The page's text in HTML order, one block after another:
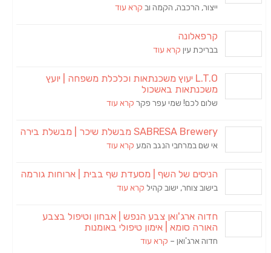
ייצור, הרכבה, הקמה וב קרא עוד
קרפאלונה
בבריכת עין קרא עוד
L.T.O יעוץ משכנתאות וכלכלת משפחה | יועץ
משכנתאות באשכול
שלום לכם! שמי עפר פקר קרא עוד
SABRESA Brewery מבשלת שיכר | מבשלת בירה
אי שם במרחבי הנגב המע קרא עוד
הניסים של השף | מסעדת שף בבית | ארוחות גורמה
בישוב צוחר, ישוב קהיל קרא עוד
חדוה ארג'ואן צבע הנפש | אבחון וטיפול בצבע
האורה סומא | אימון טיפולי באומנות
חדוה ארג'ואן – קרא עוד